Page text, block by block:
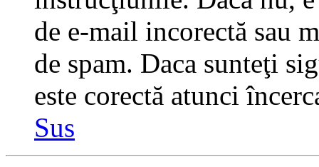
de e-mail incorectă sau
de spam. Daca sunteţi
este corectă atunci
Sus